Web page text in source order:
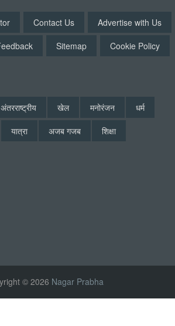
Contact Us
Advertise with Us
Sitemap Cookie Policy
अंतरराष्ट्रीय खेल मनोरंजन
धर्म
यात्रा अजब गजब शिक्षा
© 2026 Nagar Prabha